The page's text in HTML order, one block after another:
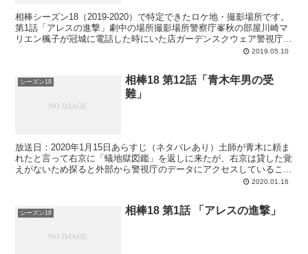
相棒シーズン18（2019-2020）で特定できたロケ地・撮影場所です。
第1話「アレスの進撃」劇中の場所撮影場所警察庁峯秋の部屋川崎マ
リエン楓子が冠城に電話した時にいた店ガーデンスクウェア警視庁副
2019.05.10
シーズン18
相棒18 第12話「青木年男の受
難」
放送日：2020年1月15日あらすじ（ネタバレあり）土師が青木に頼ま
れたと言って右京に「蟻地獄図鑑」を返しに来たが、右京は貸した覚
えがないため探ると外部から警視庁のデータにアクセスしていること
2020.01.16
シーズン18 相棒18 第1話 「アレスの進撃」